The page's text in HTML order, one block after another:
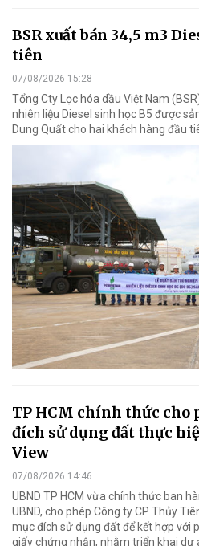
BSR xuất bán 34,5 m3
tiên
07/08/2026 15:28
Tổng Cty Lọc hóa dầu Việt Nam
nhiên liệu Diesel sinh học B5 được
Dung Quất cho hai khách hàng đầu
TP HCM chính thức cho
đích sử dụng đất thực
View
07/08/2026 14:46
UBND TP HCM vừa chính thức ban
UBND, cho phép Công ty CP Thủy
mục đích sử dụng đất để kết hợp với
giấy chứng nhận, nhằm triển khai dự